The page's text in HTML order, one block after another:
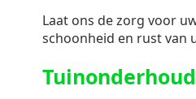
Laat ons de zorg voor
schoonheid en rust van